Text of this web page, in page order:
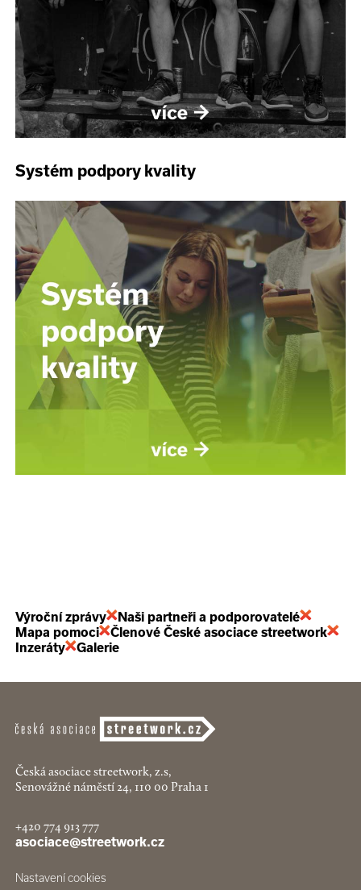
Systém podpory kvality
Výroční zprávy
Naši partneři a podporovatelé
Mapa pomoci
Členové České asociace streetwork
Inzeráty
Galerie
Česká asociace streetwork, z.s,
Senovážné náměstí 24, 110 00 Praha 1
+420 774 913 777
asociace@streetwork.cz
Nastavení cookies